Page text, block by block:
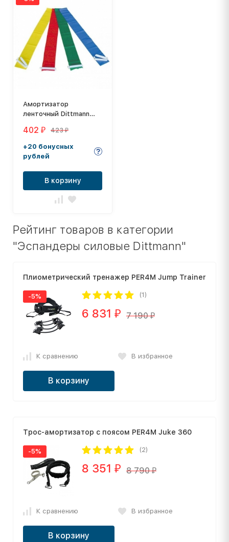
Амортизатор
ленточный Dittmann
BB-LNL
402₽ 423₽
+20 бонусных
рублей
В корзину
Рейтинг товаров в категории
"Эспандеры силовые Dittmann"
Плиометрический тренажер PER4M Jump Trainer
-5% (1)
6 831 ₽ 7 190₽
К сравнению В избранное
В корзину
Трос-амортизатор с поясом PER4M Juke 360
-5% (2)
8 351 ₽ 8 790₽
К сравнению В избранное
В корзину